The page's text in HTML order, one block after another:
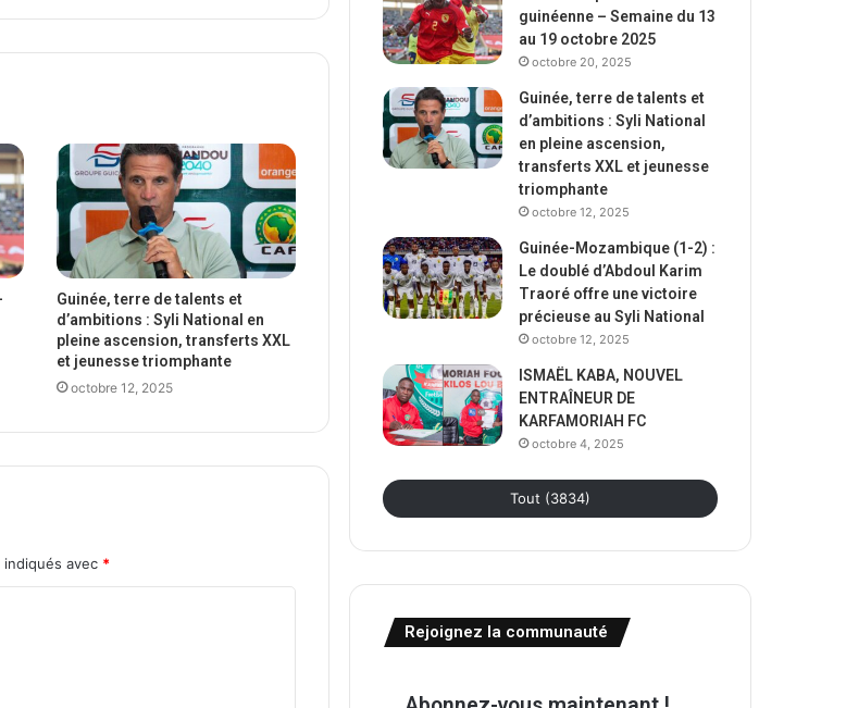
Guinée, terre de talents et
d’ambitions : Syli National en
pleine ascension, transferts XXL
et jeunesse triomphante
octobre 12, 2025
avec *
guinéenne – Semaine du 13
au 19 octobre 2025
octobre 20, 2025
Guinée, terre de talents et
d’ambitions : Syli National
en pleine ascension,
transferts XXL et jeunesse
triomphante
octobre 12, 2025
Guinée-Mozambique (1-2) :
Le doublé d’Abdoul Karim
Traoré offre une victoire
précieuse au Syli National
octobre 12, 2025
ISMAËL KABA, NOUVEL
ENTRAÎNEUR DE
KARFAMORIAH FC
octobre 4, 2025
Tout (3834)
Rejoignez la communauté